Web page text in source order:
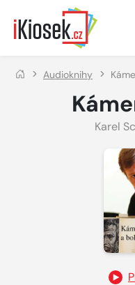
Přejít na hlavní obsah
Audioknihy
Karel